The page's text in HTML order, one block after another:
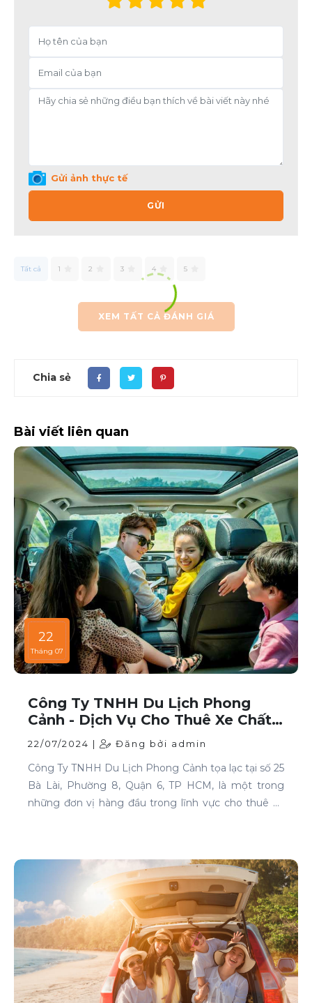
Gửi ảnh thực tế
GỬI
Tất cả 1 2 3 4 5
XEM TẤT CẢ ĐÁNH GIÁ
Chia sẻ
Bài viết liên quan
22
Tháng 07
Công Ty TNHH Du Lịch Phong
Cảnh - Dịch Vụ Cho Thuê Xe Chất
Lượng Cao Tại TP HCM
22/07/2024 | Đăng bởi admin
Công Ty TNHH Du Lịch Phong Cảnh tọa lạc tại số 25
Bà Lài, Phường 8, Quận 6, TP HCM, là một trong
những đơn vị hàng đầu trong lĩnh vực cho thuê xe